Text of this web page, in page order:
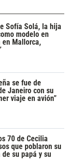
Sofía Solá, la hija
modelo en
en Mallorca,
se fue de
Janeiro con su
viaje en avión”
70 de Cecilia
que poblaron su
su papá y su